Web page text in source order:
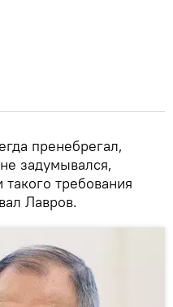
пренебрегал,
задумывался,
требования
Лавров.